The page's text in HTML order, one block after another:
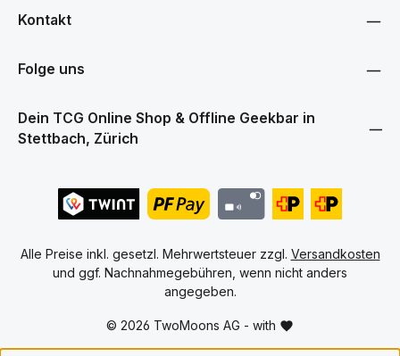
Kontakt
Folge uns
Dein TCG Online Shop & Offline Geekbar in
Stettbach, Zürich
© 2026 TwoMoons AG - with
Alle Preise inkl. gesetzl. Mehrwertsteuer zzgl. Versandkosten
und ggf. Nachnahmegebühren, wenn nicht anders
angegeben.